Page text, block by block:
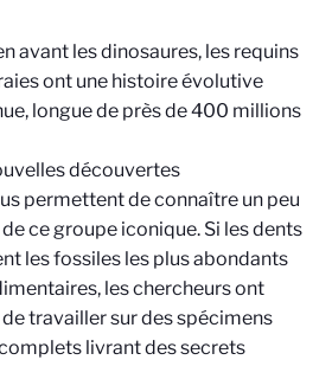
avant les dinosaures, les requins
ont une histoire évolutive
longue de près de 400 millions
découvertes
permettent de connaître un peu
ce groupe iconique. Si les dents
les fossiles les plus abondants
les chercheurs ont
travailler sur des spécimens
livrant des secrets